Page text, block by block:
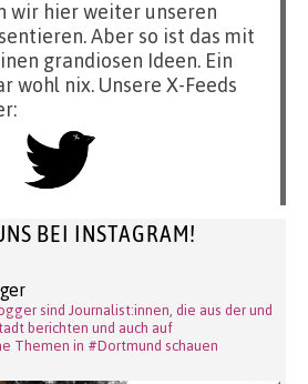
wir hier weiter unseren
Aber so ist das mit
grandiosen Ideen. Ein
wohl nix. Unsere X-Feeds
BEI INSTAGRAM!
sind Journalist:innen, die aus der und
berichten und auch auf
Themen in #Dortmund schauen